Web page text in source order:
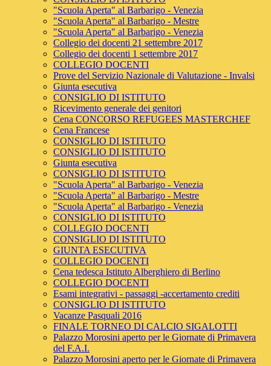
"Scuola Aperta" al Barbarigo - Venezia
"Scuola Aperta" al Barbarigo - Mestre
"Scuola Aperta" al Barbarigo - Venezia
Collegio dei docenti 21 settembre 2017
Collegio dei docenti 1 settembre 2017
COLLEGIO DOCENTI
Prove del Servizio Nazionale di Valutazione - Invalsi
Giunta esecutiva
CONSIGLIO DI ISTITUTO
Ricevimento generale dei genitori
Cena CONCORSO REFUGEES MASTERCHEF
Cena Francese
CONSIGLIO DI ISTITUTO
CONSIGLIO DI ISTITUTO
Giunta esecutiva
CONSIGLIO DI ISTITUTO
"Scuola Aperta" al Barbarigo - Venezia
"Scuola Aperta" al Barbarigo - Mestre
"Scuola Aperta" al Barbarigo - Venezia
CONSIGLIO DI ISTITUTO
COLLEGIO DOCENTI
CONSIGLIO DI ISTITUTO
GIUNTA ESECUTIVA
COLLEGIO DOCENTI
Cena tedesca Istituto Alberghiero di Berlino
COLLEGIO DOCENTI
Esami integrativi - passaggi -accertamento crediti
CONSIGLIO DI ISTITUTO
Vacanze Pasquali 2016
FINALE TORNEO DI CALCIO SIGALOTTI
Palazzo Morosini aperto per le Giornate di Primavera
del F.A.I.
Palazzo Morosini aperto per le Giornate di Primavera